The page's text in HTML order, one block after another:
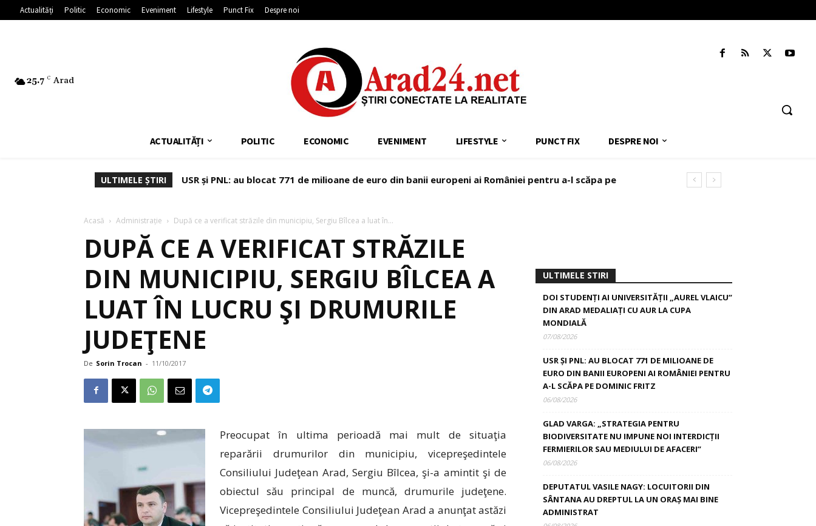
Actualități Politic Economic Eveniment Lifestyle Punct Fix Despre noi
25.7 C Arad
ACTUALITĂȚI POLITIC ECONOMIC EVENIMENT LIFESTYLE PUNCT FIX DESPRE NOI
ULTIMELE ȘTIRI
USR și PNL: au blocat 771 de milioane de euro din banii europeni ai României pentru a-l scăpa pe
Acasă Administrație După ce a verificat străzile din municipiu, Sergiu Bîlcea a luat în...
DUPĂ CE A VERIFICAT STRĂZILE
DIN MUNICIPIU, SERGIU BÎLCEA A
LUAT ÎN LUCRU ŞI DRUMURILE
JUDEŢENE
De Sorin Trocan - 11/10/2017
Preocupat în ultima perioadă mai mult de situaţia
reparării drumurilor din municipiu, vicepreşedintele
Consiliului Judeţean Arad, Sergiu Bîlcea, şi-a amintit şi de
obiectul său principal de muncă, drumurile judeţene.
Vicepreşedintele Consiliului Judeţean Arad a anunţat astăzi
ULTIMELE STIRI
DOI STUDENȚI AI UNIVERSITĂȚII „AUREL VLAICU”
DIN ARAD MEDALIAȚI CU AUR LA CUPA
MONDIALĂ
07/08/2026
USR ȘI PNL: AU BLOCAT 771 DE MILIOANE DE
EURO DIN BANII EUROPENI AI ROMÂNIEI PENTRU
A-L SCĂPA PE DOMINIC FRITZ
06/08/2026
GLAD VARGA: „STRATEGIA PENTRU
BIODIVERSITATE NU IMPUNE NOI INTERDICȚII
FERMIERILOR SAU MEDIULUI DE AFACERI”
06/08/2026
DEPUTATUL VASILE NAGY: LOCUITORII DIN
SÂNTANA AU DREPTUL LA UN ORAȘ MAI BINE
ADMINISTRAT